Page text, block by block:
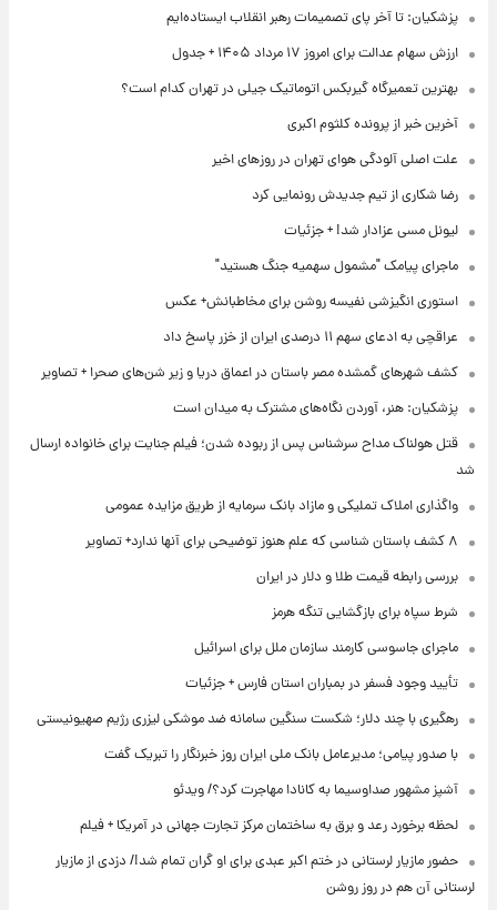
پزشکیان: تا آخر پای تصمیمات رهبر انقلاب ایستاده‌ایم
ارزش سهام عدالت برای امروز ۱۷ مرداد ۱۴۰۵ + جدول
بهترین تعمیرگاه گیربکس اتوماتیک جیلی در تهران کدام است؟
آخرین خبر از پرونده کلثوم اکبری
علت اصلی آلودگی هوای تهران در روزهای اخیر
رضا شکاری از تیم جدیدش رونمایی کرد
لیونل مسی عزادار شد! + جزئیات
ماجرای پیامک "مشمول سهمیه جنگ هستید"
استوری انگیزشی نفیسه روشن برای مخاطبانش+ عکس
عراقچی به ادعای سهم ۱۱ درصدی ایران از خزر پاسخ داد
کشف شهرهای گمشده مصر باستان در اعماق دریا و زیر شن‌های صحرا + تصاویر
پزشکیان: هنر، آوردن نگاه‌های مشترک به میدان است
قتل هولناک مداح سرشناس پس از ربوده شدن؛ فیلم جنایت برای خانواده ارسال
شد
واگذاری املاک تملیکی و مازاد بانک سرمایه از طریق مزایده عمومی
۸ کشف باستان شناسی که علم هنوز توضیحی برای آنها ندارد+ تصاویر
بررسی رابطه قیمت طلا و دلار در ایران
شرط سپاه برای بازگشایی تنگه هرمز
ماجرای جاسوسی کارمند سازمان ملل برای اسرائیل
تأیید وجود فسفر در بمباران استان فارس + جزئیات
رهگیری با چند دلار؛ شکست سنگین سامانه ضد موشکی لیزری رژیم صهیونیستی
با صدور پیامی؛ مدیرعامل بانک ملی ایران روز خبرنگار را تبریک گفت
آشپز مشهور صداوسیما به کانادا مهاجرت کرد؟/ ویدئو
لحظه برخورد رعد و برق به ساختمان مرکز تجارت جهانی در آمریکا + فیلم
حضور مازیار لرستانی در ختم اکبر عبدی برای او گران تمام شد!/ دزدی از مازیار
لرستانی آن هم در روز روشن